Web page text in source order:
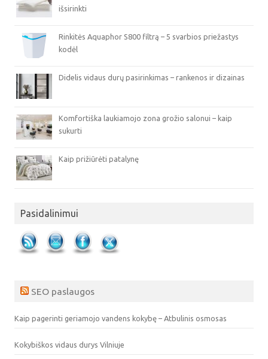
išsirinkti
Rinkitės Aquaphor S800 filtrą – 5 svarbios priežastys
kodėl
Didelis vidaus durų pasirinkimas – rankenos ir dizainas
Komfortiška laukiamojo zona grožio salonui – kaip
sukurti
Kaip prižiūrėti patalynę
Pasidalinimui
SEO paslaugos
Kaip pagerinti geriamojo vandens kokybę – Atbulinis osmosas
Kokybiškos vidaus durys Vilniuje